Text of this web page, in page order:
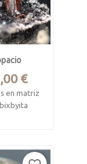
€
en matriz
Mexico